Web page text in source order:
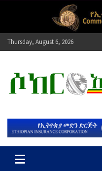
Thursday, August 6, 2026
ሶከር ኢትዮጵያ